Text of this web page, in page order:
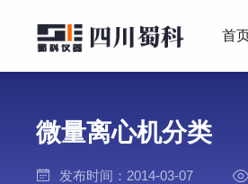
首
微量离心机分类
发布时间：2014-03-07